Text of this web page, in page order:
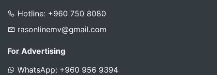
Hotline: +960 750 8080
rasonlinemv@gmail.com
For Advertising
WhatsApp: +960 956 9394